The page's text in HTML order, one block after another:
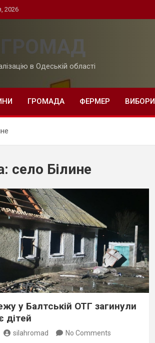
2026
ГРОМАД
в Одеській області
ГРОМАДА ФЕРМЕР ВИБОРИ
село Білине
у Балтській ОТГ загинули
дітей
silahromad No Comments